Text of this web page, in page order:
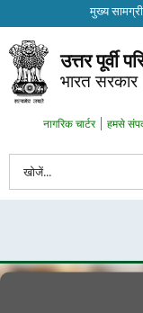
मुख्‍य
उत्तर पूर्वी
भारत सरकार
Search Top Menu
नागरिक चार्टर हमसे